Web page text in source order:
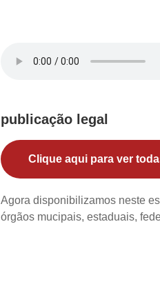
publicação legal
Clique aqui para ver
Agora disponibilizamos neste
órgãos mucipais, estaduais,